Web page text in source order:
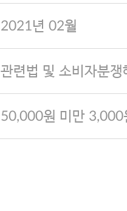
2021년 02월
관련법 및 소비자분
50,000원 미만 3,000